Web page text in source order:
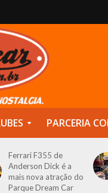
PARCERIA
Ferrari F355 de
Anderson Dick é a
mais nova atração do
Parque Dream Car